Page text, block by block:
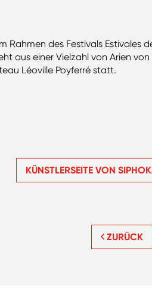
Rahmen des Festivals Estivales
aus einer Vielzahl von Arien
Léoville Poyferré statt.
KÜNSTLERSEITE VON
ZURÜCK